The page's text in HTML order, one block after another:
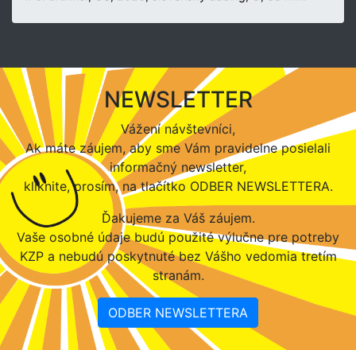
NEWSLETTER
Vážení návštevníci,
Ak máte záujem, aby sme Vám pravidelne posielali
informačný newsletter,
kliknite, prosím, na tlačítko ODBER NEWSLETTERA.
Ďakujeme za Váš záujem.
Vaše osobné údaje budú použité výlučne pre potreby
KZP a nebudú poskytnuté bez Vášho vedomia tretím
stranám.
ODBER NEWSLETTERA